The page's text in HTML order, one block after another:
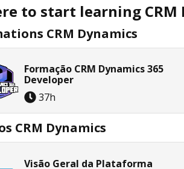
to start learning CRM
CRM Dynamics
Formação CRM Dynamics 365
Developer
37h
CRM Dynamics
Visão Geral da Plataforma